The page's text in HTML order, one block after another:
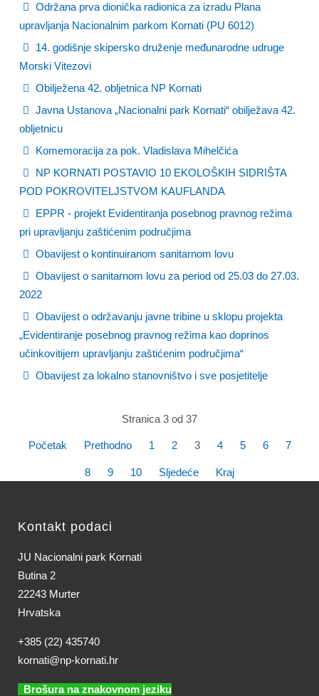
Održana prva dionička radionica za izradu Plana
upravljanja Nacionalnim parkom Kornati (PU 6012)
14. godišnje skipersko druženje međunarodne udruge
Morski Vitezovi
Obilježena 42. obljetnica NP Kornati
Javna Ustanova „Nacionalni park Kornati“ obilježava 42.
obljetnicu
Komemoracija za pok. Vladislava Mihelčića
NP KORNATI POSTAVIO 10 EKOLOŠKIH SIDRIŠTA
POD POKROVITELJSTVOM KAUFLANDA
EPPR - projekt Evidentiranja posebnog pravnog režima
pri upravljanju zaštićenim područjima
Obavijest o kontinuiranom sanitarnom lovu
Obavijest o sanitarnom lovu za period od 25.03 do 27.03.
2022
Obavijest o održavanju javne tribine u sklopu projekta
„Evidentiranje posebnog pravnog režima kao doprinos
učinkovitijem upravljanju zaštićenim područjima“
Obavijest za lokalno stanovništvo i sve posjetitelje
Stranica 3 od 37
Početak Prethodno 1 2 3 4 5 6 7
8 9 10 Sljedeće Kraj
Kontakt podaci
JU Nacionalni park Kornati
Butina 2
22243 Murter
Hrvatska
+385 (22) 435740
kornati@np-kornati.hr
Brošura na znakovnom jeziku